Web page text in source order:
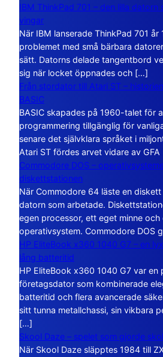
IBM ThinkPad 701 – den lilla datorn
vingar
När IBM lanserade ThinkPad 701
problemet med små bärbara
sätt. Datorns delade tangentbord
sig när locket öppnades och […]
Från stordator till Atari ST –
BASIC
BASIC skapades på 1960-talet för
programmering tillgänglig för
senare det självklara språket i
Atari ST fördes arvet vidare av
Commodore DOS –
diskettstationen
När Commodore 64 läste en
datorn som arbetade.
egen processor, ett eget minne
operativsystem. Commodore DOS
HP EliteBook x360 1040 G7 – en
lång batteritid
HP EliteBook x360 1040 G7 var en
företagsdator som kombinerade
batteritid och flera avancerade
sitt tunna metallchassi, sin vikbara
[…]
Skool Daze – spelet som gjorde
När Skool Daze släpptes 1984 till